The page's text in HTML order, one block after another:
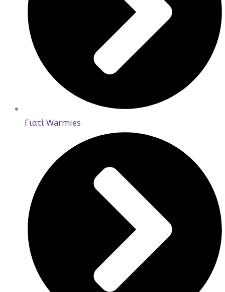
Γιατί Warmies